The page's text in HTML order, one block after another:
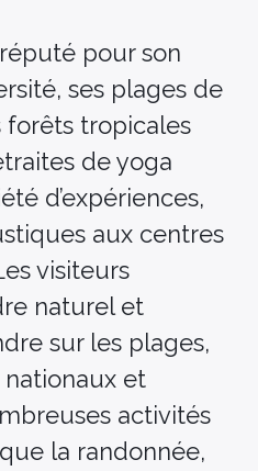
pour son
ses plages de
forêts tropicales
de yoga
d’expériences,
aux centres
visiteurs
naturel et
sur les plages,
et
activités
la randonnée,